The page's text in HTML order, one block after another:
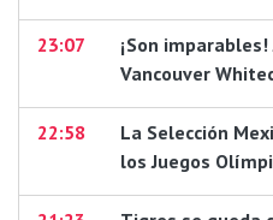
23:07
¡Son
Vancouver
22:58
La Selección
los Juegos